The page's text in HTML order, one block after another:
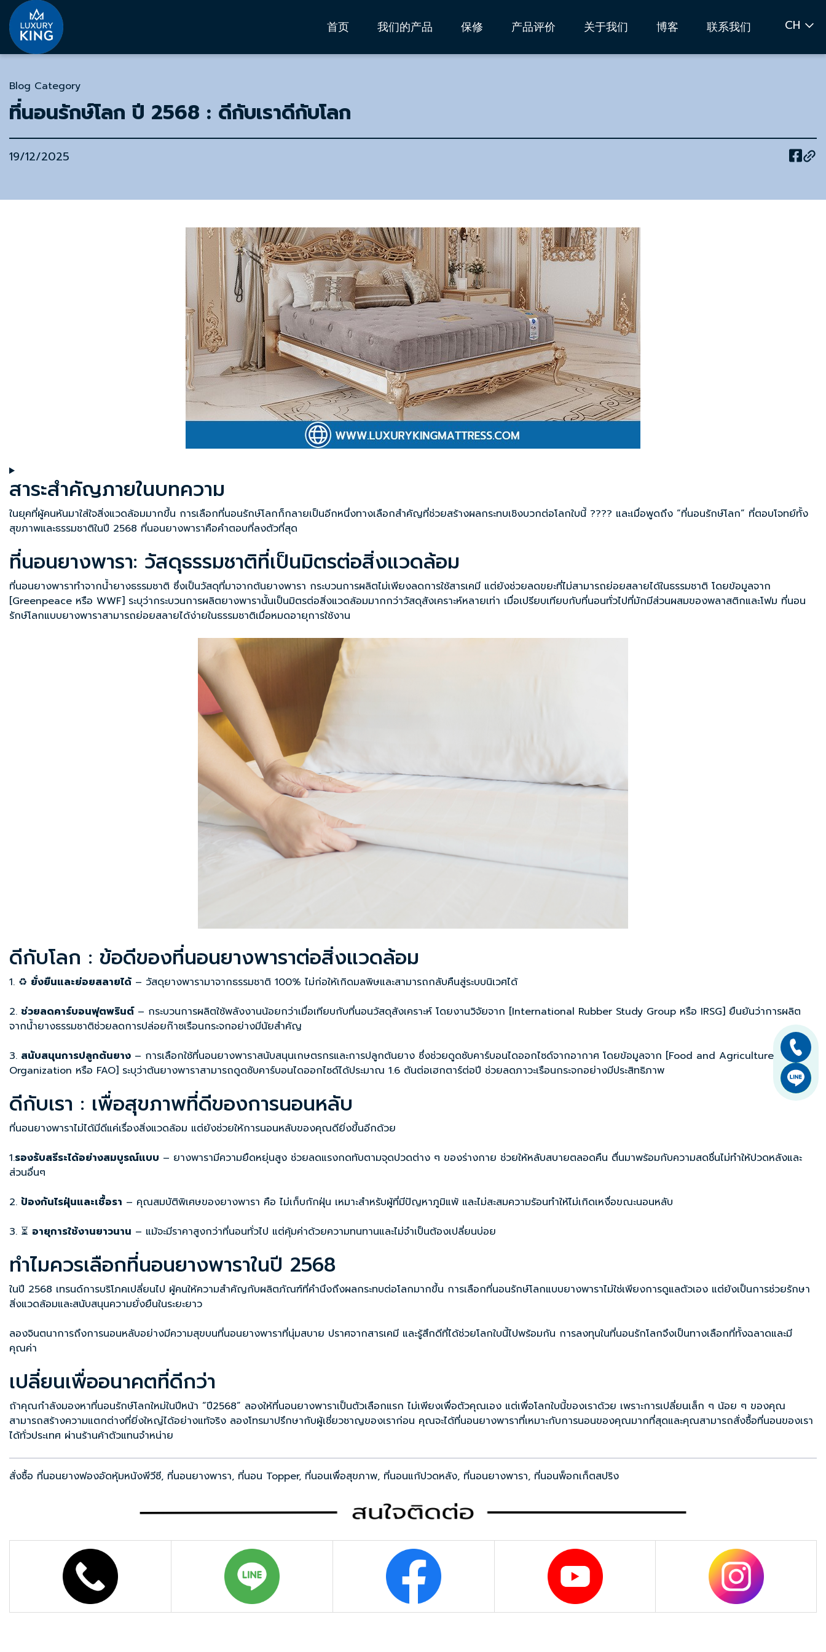
首页 我们的产品 保修 产品评价 关于我们 博客 联系我们 CH
Blog Category
ที่นอนรักษ์โลก ปี 2568 : ดีกับเราดีกับโลก
19/12/2025
สาระสำคัญภายในบทความ
ในยุคที่ผู้คนหันมาใส่ใจสิ่งแวดล้อมมากขึ้น การเลือกที่นอนรักษ์โลกก็กลายเป็นอีกหนึ่งทางเลือกสำคัญที่ช่วยสร้างผลกระทบเชิงบวกต่อโลกใบนี้ ???? และเมื่อพูดถึง “ที่นอนรักษ์โลก” ที่ตอบโจทย์ทั้ง
สุขภาพและธรรมชาติในปี 2568 ที่นอนยางพาราคือคำตอบที่ลงตัวที่สุด
ที่นอนยางพารา: วัสดุธรรมชาติที่เป็นมิตรต่อสิ่งแวดล้อม
ที่นอนยางพาราทำจากน้ำยางธรรมชาติ ซึ่งเป็นวัสดุที่มาจากต้นยางพารา กระบวนการผลิตไม่เพียงลดการใช้สารเคมี แต่ยังช่วยลดขยะที่ไม่สามารถย่อยสลายได้ในธรรมชาติ โดยข้อมูลจาก
[Greenpeace หรือ WWF] ระบุว่ากระบวนการผลิตยางพารานั้นเป็นมิตรต่อสิ่งแวดล้อมมากกว่าวัสดุสังเคราะห์หลายเท่า เมื่อเปรียบเทียบกับที่นอนทั่วไปที่มักมีส่วนผสมของพลาสติกและโฟม ที่นอน
รักษ์โลกแบบยางพาราสามารถย่อยสลายได้ง่ายในธรรมชาติเมื่อหมดอายุการใช้งาน
ดีกับโลก : ข้อดีของที่นอนยางพาราต่อสิ่งแวดล้อม
1. ♻️ ยั่งยืนและย่อยสลายได้ – วัสดุยางพารามาจากธรรมชาติ 100% ไม่ก่อให้เกิดมลพิษและสามารถกลับคืนสู่ระบบนิเวศได้
2. ช่วยลดคาร์บอนฟุตพรินต์– กระบวนการผลิตใช้พลังงานน้อยกว่าเมื่อเทียบกับที่นอนวัสดุสังเคราะห์ โดยงานวิจัยจาก [International Rubber Study Group หรือ IRSG] ยืนยันว่าการผลิต
จากน้ำยางธรรมชาติช่วยลดการปล่อยก๊าซเรือนกระจกอย่างมีนัยสำคัญ
3. สนับสนุนการปลูกต้นยาง – การเลือกใช้ที่นอนยางพาราสนับสนุนเกษตรกรและการปลูกต้นยาง ซึ่งช่วยดูดซับคาร์บอนไดออกไซด์จากอากาศ โดยข้อมูลจาก [Food and Agriculture
Organization หรือ FAO] ระบุว่าต้นยางพาราสามารถดูดซับคาร์บอนไดออกไซด์ได้ประมาณ 1.6 ตันต่อเฮกตาร์ต่อปี ช่วยลดภาวะเรือนกระจกอย่างมีประสิทธิภาพ
ดีกับเรา : เพื่อสุขภาพที่ดีของการนอนหลับ
ที่นอนยางพาราไม่ได้มีดีแค่เรื่องสิ่งแวดล้อม แต่ยังช่วยให้การนอนหลับของคุณดียิ่งขึ้นอีกด้วย
1.รองรับสรีระได้อย่างสมบูรณ์แบบ – ยางพารามีความยืดหยุ่นสูง ช่วยลดแรงกดทับตามจุดปวดต่าง ๆ ของร่างกาย ช่วยให้หลับสบายตลอดคืน ตื่นมาพร้อมกับความสดชื่นไม่ทำให้ปวดหลังและ
ส่วนอื่นๆ
2. ป้องกันไรฝุ่นและเชื้อรา – คุณสมบัติพิเศษของยางพารา คือ ไม่เก็บกักฝุ่น เหมาะสำหรับผู้ที่มีปัญหาภูมิแพ้ และไม่สะสมความร้อนทำให้ไม่เกิดเหงื่อขณะนอนหลับ
3. ⏳ อายุการใช้งานยาวนาน – แม้จะมีราคาสูงกว่าที่นอนทั่วไป แต่คุ้มค่าด้วยความทนทานและไม่จำเป็นต้องเปลี่ยนบ่อย
ทำไมควรเลือกที่นอนยางพาราในปี 2568
ในปี 2568 เทรนด์การบริโภคเปลี่ยนไป ผู้คนให้ความสำคัญกับผลิตภัณฑ์ที่คำนึงถึงผลกระทบต่อโลกมากขึ้น การเลือกที่นอนรักษ์โลกแบบยางพาราไม่ใช่เพียงการดูแลตัวเอง แต่ยังเป็นการช่วยรักษา
สิ่งแวดล้อมและสนับสนุนความยั่งยืนในระยะยาว
ลองจินตนาการถึงการนอนหลับอย่างมีความสุขบนที่นอนยางพาราที่นุ่มสบาย ปราศจากสารเคมี และรู้สึกดีที่ได้ช่วยโลกใบนี้ไปพร้อมกัน การลงทุนในที่นอนรักโลกจึงเป็นทางเลือกที่ทั้งฉลาดและมี
คุณค่า
เปลี่ยนเพื่ออนาคตที่ดีกว่า
ถ้าคุณกำลังมองหาที่นอนรักษ์โลกใหม่ในปีหน้า “ปี2568” ลองให้ที่นอนยางพาราเป็นตัวเลือกแรก ไม่เพียงเพื่อตัวคุณเอง แต่เพื่อโลกใบนี้ของเราด้วย เพราะการเปลี่ยนเล็ก ๆ น้อย ๆ ของคุณ
สามารถสร้างความแตกต่างที่ยิ่งใหญ่ได้อย่างแท้จริง ลองโทรมาปรึกษากับผู้เชี่ยวชาญของเราก่อน คุณจะได้ที่นอนยางพาราที่เหมาะกับการนอนของคุณมากที่สุดและคุณสามารถสั่งซื้อที่นอนของเรา
ได้ทั่วประเทศ ผ่านร้านค้าตัวแทนจำหน่าย
สั่งซื้อ ที่นอนยางฟองอัดหุ้มหนังพีวีซี, ที่นอนยางพารา, ที่นอน Topper, ที่นอนเพื่อสุขภาพ, ที่นอนแก้ปวดหลัง, ที่นอนยางพารา, ที่นอนพ็อกเก็ตสปริง